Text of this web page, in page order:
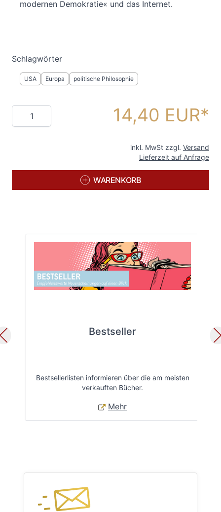
modernen Demokratie« und das Internet.
Schlagwörter
USA Europa politische Philosophie
Menge 14,40 EUR
inkl. MwSt zzgl. Versand
Lieferzeit auf Anfrage
WARENKORB
Bestseller
Bestsellerlisten informieren über die am meisten
verkauften Bücher.
Mehr